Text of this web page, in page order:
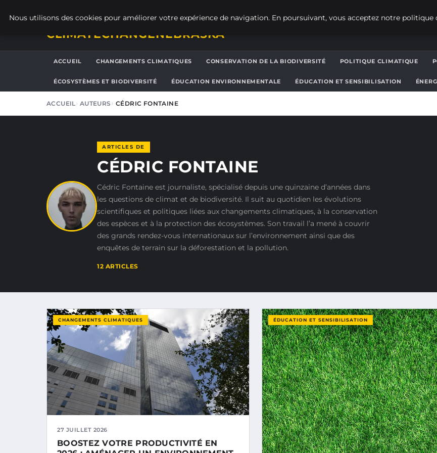
CLIMATECHANGENEBRASKA
ACCUEIL CHANGEMENTS CLIMATIQUES CONSERVATION DE LA BIODIVERSITÉ POLITIQUE CLIMATIQUE
ÉCOSYSTÈMES ET BIODIVERSITÉ ÉDUCATION ENVIRONNEMENTALE ÉDUCATION ET SENSIBILISATION
ACCUEIL AUTEURS CÉDRIC FONTAINE
ARTICLES DE
CÉDRIC FONTAINE
Cédric Fontaine est journaliste, spécialisé depuis une quinzaine d’années dans
les questions de climat et de biodiversité. Il suit au quotidien les évolutions
scientifiques et politiques liées aux changements climatiques, à la conservation
des espèces et à la protection des écosystèmes. Son travail l’a mené à couvrir
des grands rendez-vous internationaux sur l’environnement ainsi que des
enquêtes de terrain sur la déforestation et la pollution.
12 ARTICLES
CHANGEMENTS CLIMATIQUES
27 JUILLET 2026
BOOSTEZ VOTRE PRODUCTIVITÉ EN
ÉDUCATION ET SENSIBILISATION
Nous utilisons des cookies pour améliorer votre expérience de navigation. En poursuivant, vous acceptez notre politique